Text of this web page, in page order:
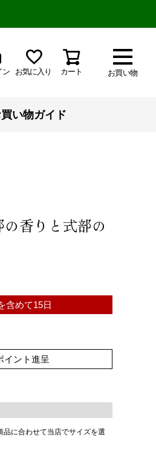
お買い物
ン お気に入り カート
い物ガイド
香りと式部の
含めて15日
イント進呈
に合わせて当店でサイズを選